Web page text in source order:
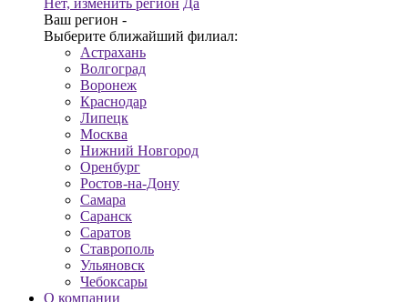
Нет, изменить регион Да
Ваш регион -
Выберите ближайший филиал:
Астрахань
Волгоград
Воронеж
Краснодар
Липецк
Москва
Нижний Новгород
Оренбург
Ростов-на-Дону
Самара
Саранск
Саратов
Ставрополь
Ульяновск
Чебоксары
О компании